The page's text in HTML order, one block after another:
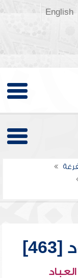
English